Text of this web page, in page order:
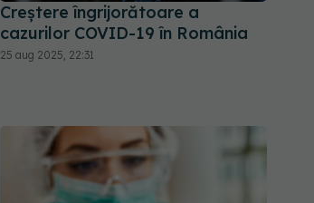
Creștere îngrijorătoare a
cazurilor COVID-19 în România
25 aug 2025, 22:31